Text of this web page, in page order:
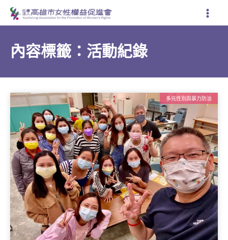
主
內容標籤：活動紀錄
多元性別與暴力防治